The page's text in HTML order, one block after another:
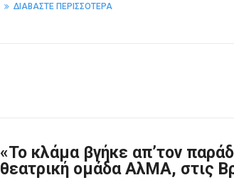
ΔΙΑΒΑΣΤΕ ΠΕΡΙΣΣΟΤΕΡΑ
«Το κλάμα βγήκε απ’τον
θεατρική ομάδα ΑλΜΑ, στις